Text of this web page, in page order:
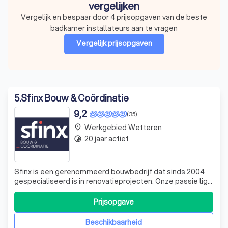
vergelijken
Vergelijk en bespaar door 4 prijsopgaven van de beste
badkamer installateurs aan te vragen
Vergelijk prijsopgaven
5.Sfinx Bouw & Coördinatie
(35)
9,2
Sfinx is een gerenommeerd bouwbedrijf dat sinds 2004
gespecialiseerd is in renovatieprojecten. Onze passie ligt
in het hergebruiken en renoveren van bestaande
woningen en panden, met als doel het behoud van groene
ruimtes. We begrijpen dat bouwen een complex proces is
geworden en daarom bieden we ee
Beschikbaarheid
Prijsopgave
place Werkgebied Wetteren
timelapse 20 jaar actief